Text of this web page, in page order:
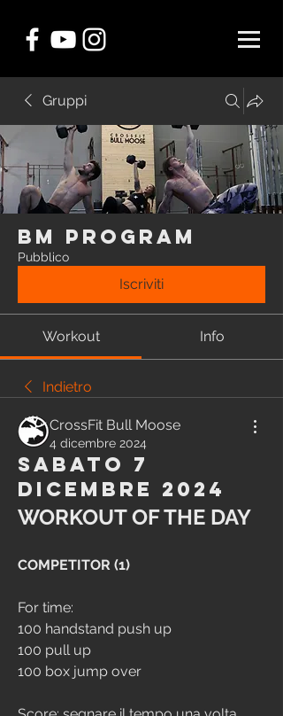
Gruppi
BM Program
Pubblico
Iscriviti
Workout Info
Indietro
CrossFit Bull Moose
4 dicembre 2024
Sabato 7
Dicembre 2024
WORKOUT OF THE DAY
COMPETITOR (1)
For time:
100 handstand push up
100 pull up
100 box jump over